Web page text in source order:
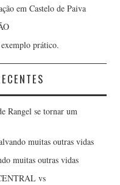
em Castelo de Paiva
prático.
Rangel se tornar um
muitas outras vidas
muitas outras vidas
vs